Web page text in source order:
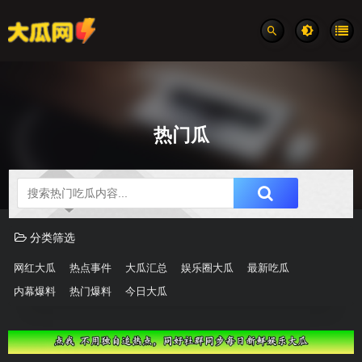
热门瓜
吃瓜分类速览
分类筛选
网红大瓜 热点事件 大瓜汇总 娱乐圈大瓜 最新吃瓜
内幕爆料 热门爆料 今日大瓜